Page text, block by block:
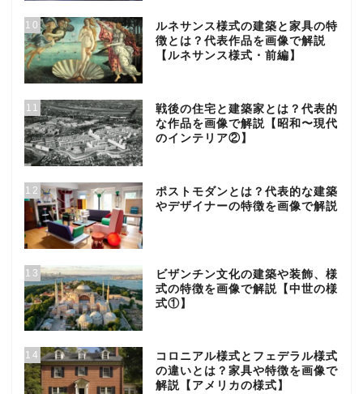
10
ルネサンス様式の建築と家具の特
徴とは？代表作品を画像で解説
【ルネサンス様式・前編】
11
戦後の住宅と建築家とは？代表的
な作品を画像で解説【昭和〜現代
のインテリア②】
12
ポストモダンとは？代表的な建築
やデザイナーの特徴を画像で解説
13
ビザンチン文化の建築や装飾、様
式の特徴を画像で解説【中世の様
式①】
14
コロニアル様式とフェデラル様式
の違いとは？家具や特徴を画像で
解説【アメリカの様式】